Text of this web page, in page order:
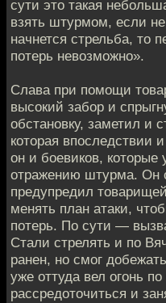
сути это такая
взять штурмом, если
начнется стрельба, то
потерь невозможно».
Слава при помощи
высокий забор и
обстановку, заметил и
которая впоследствии
он и боевиков, которые
отражению штурма. Он
предупредил
менять план атаки,
потерь. По сути —
Стали стрелять и по
ранен, но смог
уже оттуда вел огонь
рассредоточиться и